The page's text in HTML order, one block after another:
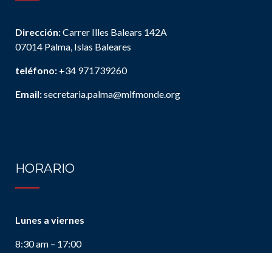
Dirección:Carrer Illes Balears 142A
07014 Palma, Islas Baleares
teléfono: +34 971739260
Email:secretaria.palma@mlfmonde.org
HORARIO
Lunes a viernes
8:30 am – 17:00